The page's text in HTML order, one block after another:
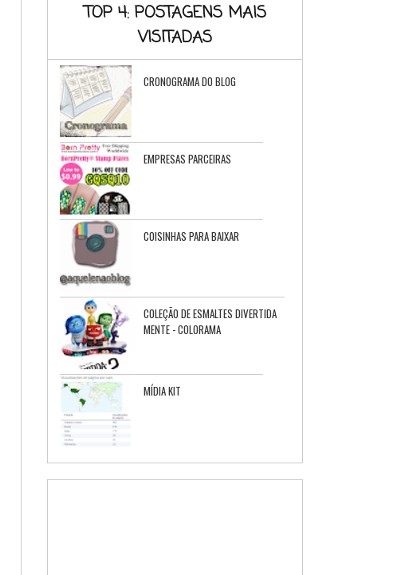
TOP 4: POSTAGENS MAIS
VISITADAS
CRONOGRAMA DO BLOG
EMPRESAS PARCEIRAS
COISINHAS PARA BAIXAR
COLEÇÃO DE ESMALTES DIVERTIDA
MENTE - COLORAMA
MÍDIA KIT